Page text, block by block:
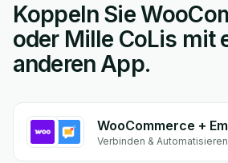
Koppeln Sie
oder Mille CoLis mit
anderen App.
Verbinden & Automatisieren